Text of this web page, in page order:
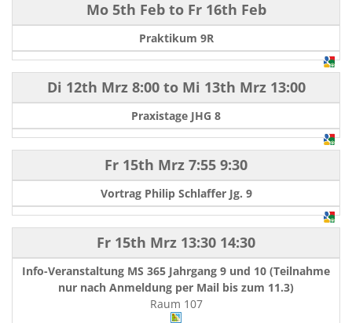
Mo 5th Febto Fr 16th Feb
Praktikum 9R
Di 12th Mrz8:00 to Mi 13th Mrz13:00
Praxistage JHG 8
Fr 15th Mrz 7:55 9:30
Vortrag Philip Schlaffer Jg. 9
Fr 15th Mrz 13:30 14:30
Info-Veranstaltung MS 365 Jahrgang 9 und 10 (Teilnahme
nur nach Anmeldung per Mail bis zum 11.3)
Raum 107